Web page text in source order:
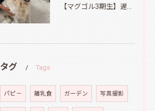
タグ Tags
パピ－ 離乳食 ガーデン 写真撮影